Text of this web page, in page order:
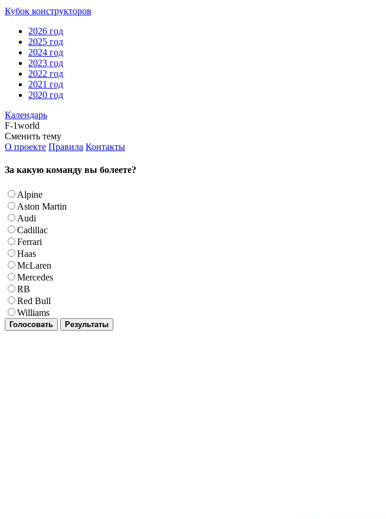
Кубок конструкторов
2026 год
2025 год
2024 год
2023 год
2022 год
2021 год
2020 год
Календарь
F-1world
Сменить тему
О проекте Правила Контакты
За какую команду вы болеете?
Alpine
Aston Martin
Audi
Cadillac
Ferrari
Haas
McLaren
Mercedes
RB
Red Bull
Williams
Голосовать Результаты